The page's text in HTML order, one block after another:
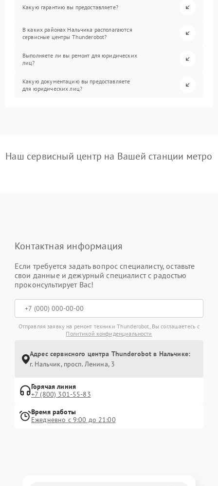
Какую гарантию вы предоставляете?
В каких районах Нальчика располагаются
сервисные центры Thunderobot?
Выполняете ли вы ремонт для юридических
лиц?
Какую документацию вы предоставляете
для юридических лиц?
Наш сервисный центр на Вашей станции метро
Контактная информация
Если требуется задать вопрос специалисту, оставьте
свои данные и дежурный специалист с радостью
проконсультирует Вас!
Отправляя заявку на ремонт техники Thunderobot, Вы соглашаетесь с
Политикой конфиденциальности
Адрес сервисного центра Thunderobot в Нальчике:
г. Нальчик, просп. Ленина, 3
Горячая линия
+7 (800) 301-55-83
Время работы
Ежедневно с 9:00 до 21:00